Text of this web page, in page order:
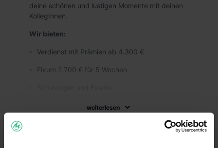
deine schönen und lustigen Momente mit deinen
KollegInnen.
Wir bieten:
Verdienst mit Prämien ab 4.300 €
Fixum 2.700 € für 5 Wochen
Zusammenarbeit mit Gleichaltrigen
Arbeitszeugnis für deinen Lebenslauf
weiterlesen